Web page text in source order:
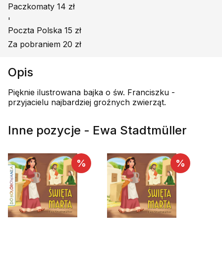
Paczkomaty 14 zł
'
Poczta Polska 15 zł
Za pobraniem 20 zł
Opis
Pięknie ilustrowana bajka o św. Franciszku -
przyjacielu najbardziej groźnych zwierząt.
Inne pozycje - Ewa Stadtmüller
% %